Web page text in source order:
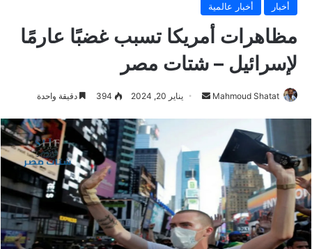
أخبار أخبار عالمية
مظاهرات أمريكا تسبب غضبًا عارمًا
لإسرائيل – شتات مصر
Mahmoud Shatat
ر
د
ا
يناير 20, 2024 394 دقيقة واحدة